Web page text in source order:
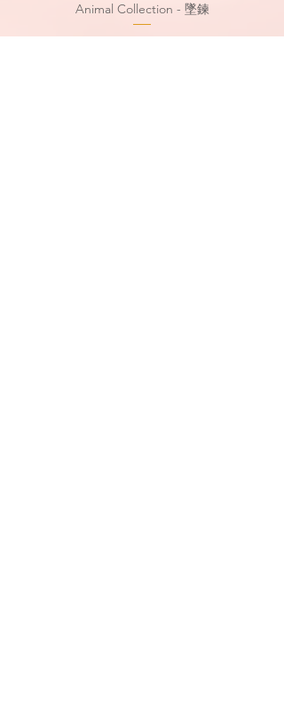
Animal Collection - 墜鍊
價格
$0.00